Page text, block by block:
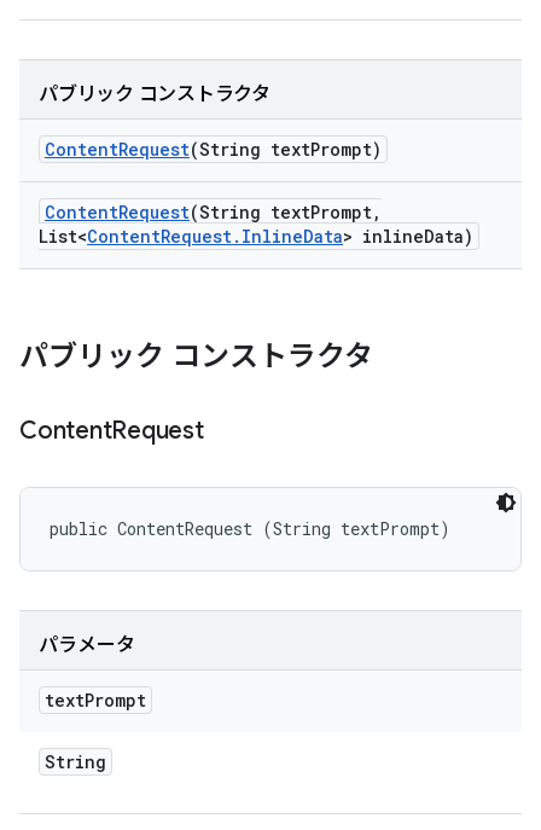
パブリック コンストラクタ
ContentRequest(String textPrompt)
ContentRequest(String textPrompt,
List<ContentRequest. InlineData> inlineData)
パブリック コンストラクタ
ContentRequest
public ContentRequest (String textPrompt)
パラメータ
textPrompt
String